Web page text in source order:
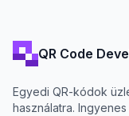
QR Code
Egyedi QR-kódok
használatra.